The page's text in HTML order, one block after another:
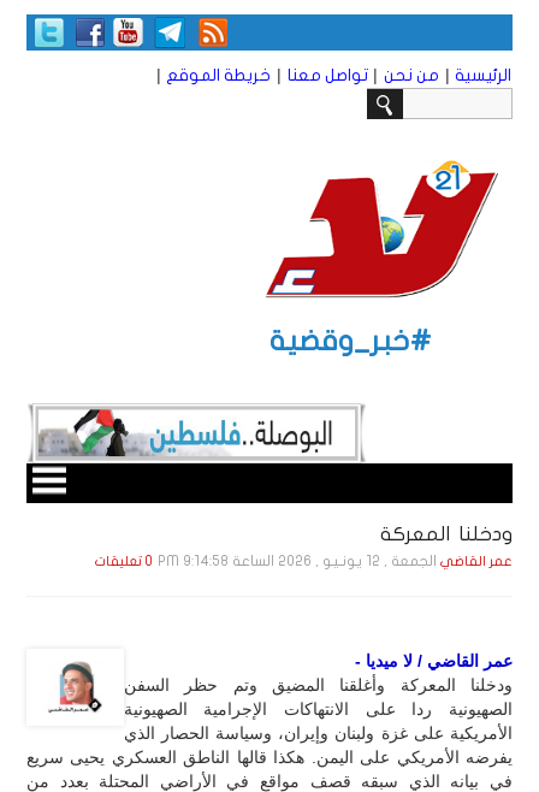
الرئيسية | من نحن | تواصل معنا | خريطة الموقع |
#خبر_وقضية
ودخلنا المعركة
عمر القاضي الجمعة , 12 يـونـيـو , 2026 الساعة 9:14:58 PM 0 تعليقات
عمر القاضي / لا ميديا -
ودخلنا المعركة وأغلقنا المضيق وتم حظر السفن
الصهيونية ردا على الانتهاكات الإجرامية الصهيونية
الأمريكية على غزة ولبنان وإيران، وسياسة الحصار الذي
يفرضه الأمريكي على اليمن. هكذا قالها الناطق العسكري يحيى سريع
في بيانه الذي سبقه قصف مواقع في الأراضي المحتلة بعدد من